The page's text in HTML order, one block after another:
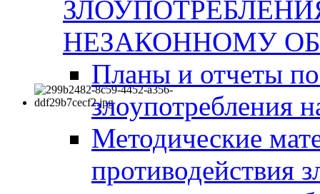
НЕЗАКОННОМУ
Планы и отчеты
злоупотребления
Методические
противодействия